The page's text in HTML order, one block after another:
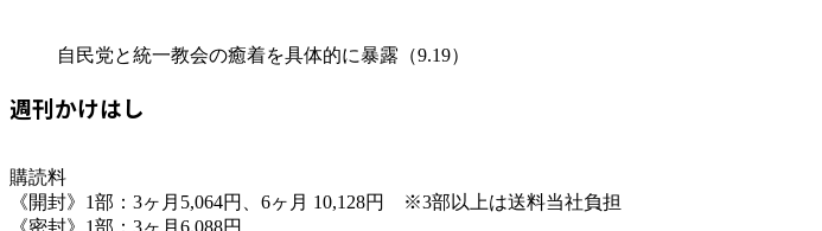
自民党と統一教会の癒着を具体的に暴露（9.19）
週刊かけはし
購読料
《開封》1部：3ヶ月5,064円、6ヶ月 10,128円 ※3部以上は送料当社負担